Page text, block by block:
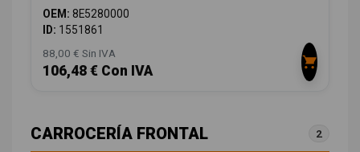
OEM: 8E5280000
ID: 1551861
88,00 € Sin IVA
106,48 € Con IVA
CARROCERÍA FRONTAL 2